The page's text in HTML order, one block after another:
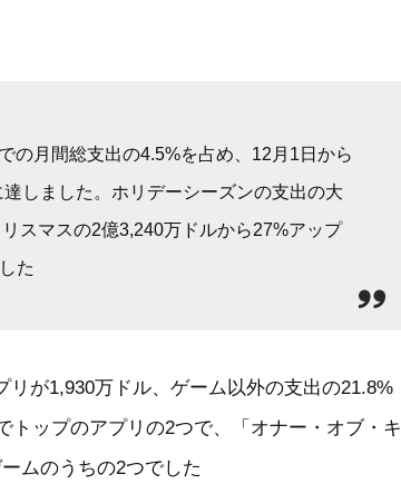
の月間総支出の4.5%を占め、12月1日から
しました。ホリデーシーズンの支出の大
スマスの2億3,240万ドルから27%アップ
た
が1,930万ドル、ゲーム以外の支出の21.8%
トップのアプリの2つで、「オナー・オブ・キ
ムのうちの2つでした